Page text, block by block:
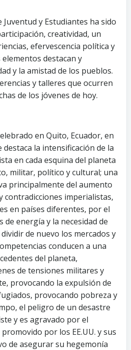
Juventud y Estudiantes ha sido
creatividad, un
efervescencia política y
destacan y
y la amistad de los pueblos.
y talleres que ocurren
de los jóvenes de hoy.
en Quito, Ecuador, en
destaca la intensificación de la
en cada esquina del planeta
militar, político y cultural; una
principalmente del aumento
contradicciones imperialistas,
en países diferentes, por el
energía y la necesidad de
de nuevo los mercados y
conducen a una
del planeta,
de tensiones militares y
provocando la expulsión de
provocando pobreza y
el peligro de un desastre
y es agravado por el
por los EE.UU. y sus
de asegurar su hegemonía